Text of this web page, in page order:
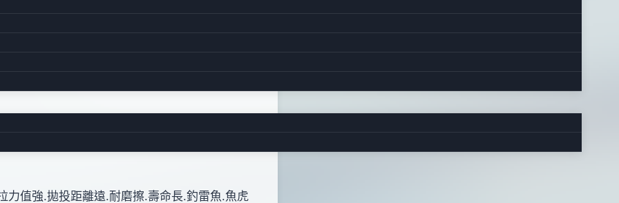
力值強.拋投距離遠.耐磨擦.壽命長.釣雷魚.魚虎